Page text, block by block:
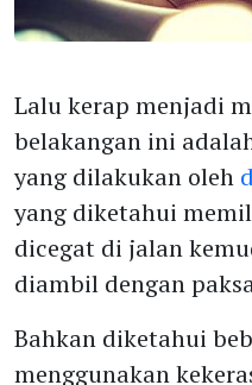
Lalu kerap menjadi
belakangan ini
yang dilakukan oleh
yang diketahui
dicegat di jalan
diambil dengan
Bahkan diketahui
menggunakan